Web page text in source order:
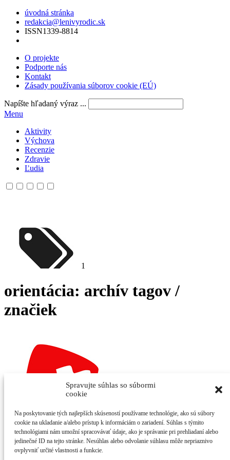
Spravujte súhlas so súbormi
cookie
Na poskytovanie tých najlepších skúseností používame technológie, ako sú súbory
cookie na ukladanie a/alebo prístup k informáciám o zariadení. Súhlas s týmito
technológiami nám umožní spracovávať údaje, ako je správanie pri prehliadaní alebo
jedinečné ID na tejto stránke. Nesúhlas alebo odvolanie súhlasu môže nepriaznivo
ovplyvniť určité vlastnosti a funkcie.
úvodná stránka
redakcia@lenivyrodic.sk
ISSN1339-8814
O projekte
Podporte nás
Kontakt
Zásady používania súborov cookie (EÚ)
Napíšte hľadaný výraz ...
Menu
Aktivity
Výchova
Recenzie
Zdravie
Ľudia
1
orientácia: archív tagov /
značiek
48
Rado Pagáč
v rubrike:Aktivity